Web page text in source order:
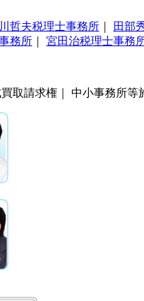
哲夫税理士事務所 田部
務所 宮田治税理士事務
取請求権｜ 中小事務所等